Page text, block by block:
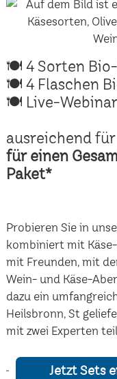
🍽 4 Sorten Bio-
🍽 4 Flaschen
🍽 Live-
ausreichend
für einen
Paket*
Probieren Sie in
kombiniert mit
mit Freunden, mit
Wein- und Käse-
dazu ein
Heilsbronn, St
mit zwei Experten
Jetzt Sets